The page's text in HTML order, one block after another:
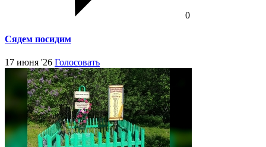
0
Сядем посидим
17 июня '26 Голосовать